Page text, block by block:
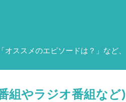
ススメのエピソードは？」など、
組やラジオ番組など)